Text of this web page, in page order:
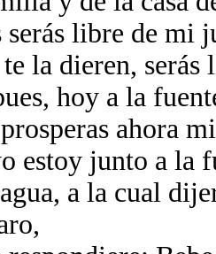
serás libre de mi
la dieren,
hoy a la
ahora
estoy junto a la
a la cual